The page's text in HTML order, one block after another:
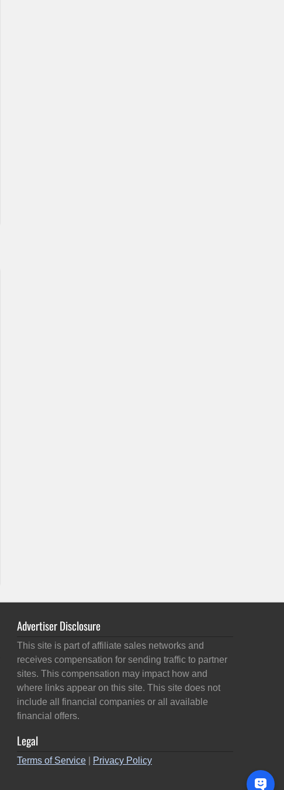
Advertiser Disclosure
This site is part of affiliate sales networks and
receives compensation for sending traffic to partner
sites. This compensation may impact how and
where links appear on this site. This site does not
include all financial companies or all available
financial offers.
Legal
Terms of Service Privacy Policy